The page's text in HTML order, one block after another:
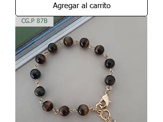
Agregar al carrito
CG.P 87B